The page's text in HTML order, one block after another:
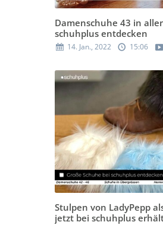
Damenschuhe 43 in
schuhplus entdecken
14. Jan., 2022 15:06
Stulpen von LadyPepp
jetzt bei schuhplus